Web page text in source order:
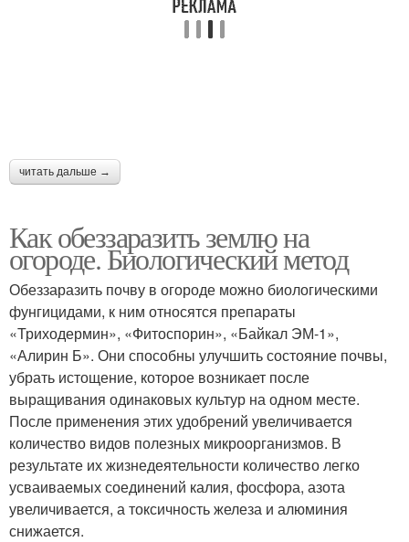
читать дальше →
Как обеззаразить землю на
огороде. Биологический метод
Обеззаразить почву в огороде можно биологическими
фунгицидами, к ним относятся препараты
«Триходермин», «Фитоспорин», «Байкал ЭМ-1»,
«Алирин Б». Они способны улучшить состояние почвы,
убрать истощение, которое возникает после
выращивания одинаковых культур на одном месте.
После применения этих удобрений увеличивается
количество видов полезных микроорганизмов. В
результате их жизнедеятельности количество легко
усваиваемых соединений калия, фосфора, азота
увеличивается, а токсичность железа и алюминия
снижается.